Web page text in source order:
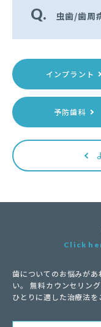
Q. 虫歯/歯周
インプラント
予防歯科
Click
歯についてのお悩みが
い。
無料カウンセリン
ひとりに適した治療法を